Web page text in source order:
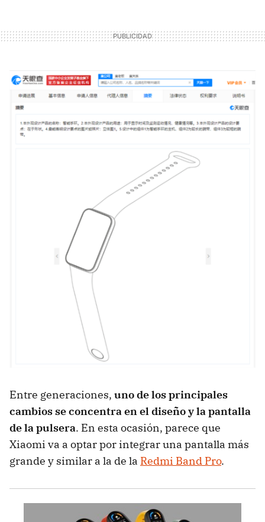
Entre generaciones, uno de los principales
cambios se concentra en el diseño y la pantalla
de la pulsera. En esta ocasión, parece que
Xiaomi va a optar por integrar una pantalla más
grande y similar a la de la Redmi Band Pro.